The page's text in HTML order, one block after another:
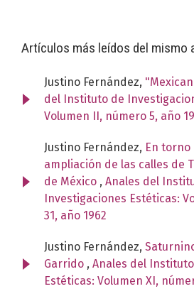
Artículos más leídos del mismo
Justino Fernández,
del Instituto de
Volumen II, número 5, año
Justino Fernández, En torno
ampliación de las calles de
de México , Anales del
Investigaciones Estéticas:
31, año 1962
Justino Fernández,
Garrido , Anales del
Estéticas: Volumen XI,